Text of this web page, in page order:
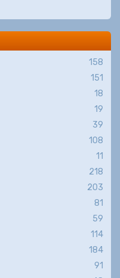
158
151
18
19
39
108
11
218
203
81
59
114
184
91